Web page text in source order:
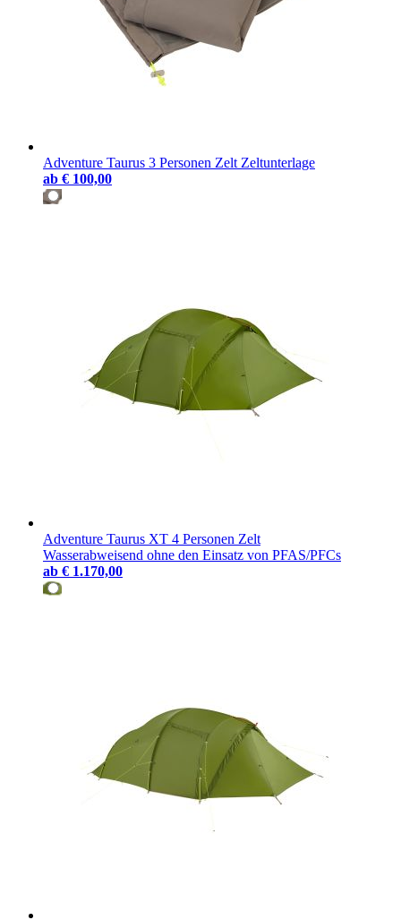
Adventure Taurus 3 Personen Zelt Zeltunterlage
ab € 100,00
Adventure Taurus XT 4 Personen Zelt
Wasserabweisend ohne den Einsatz von PFAS/PFCs
ab € 1.170,00